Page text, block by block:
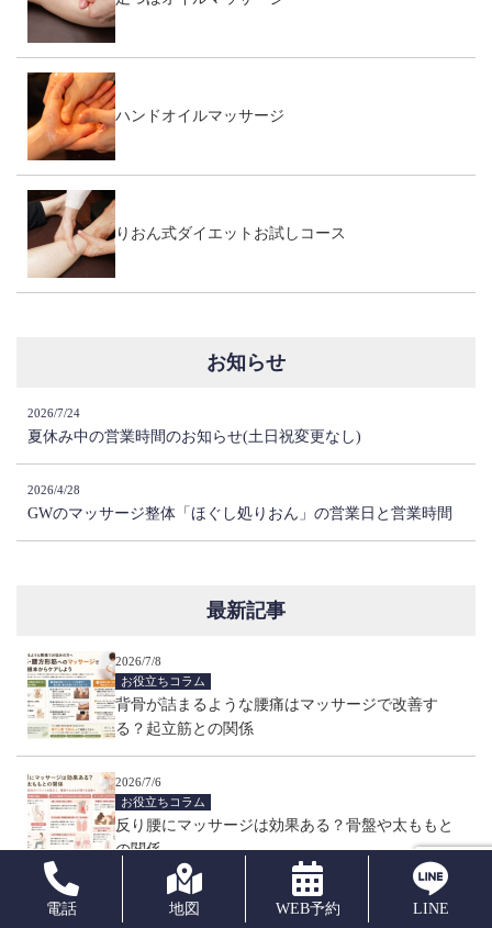
ハンドオイルマッサージ
りおん式ダイエットお試しコース
お知らせ
2026/7/24
夏休み中の営業時間のお知らせ(土日祝変更なし)
2026/4/28
GWのマッサージ整体「ほぐし処りおん」の営業日と営業時間
最新記事
2026/7/8
お役立ちコラム
背骨が詰まるような腰痛はマッサージで改善す
る？起立筋との関係
2026/7/6
お役立ちコラム
反り腰にマッサージは効果ある？骨盤や太ももと
の関係
電話 地図 WEB予約 LINE